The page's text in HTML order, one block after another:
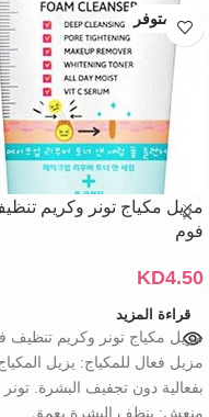
غير متوفر
مزيل مكياج تونر وكريم
فوم
KD4.50
قراءة المزيد
مزيل مكياج تونر وكريم تنظيف
مزيل فعال للمكياج: يزيل
بفعالية دون تجفيف البشرة. تونر
منعش: ينظف البشرة بعمق